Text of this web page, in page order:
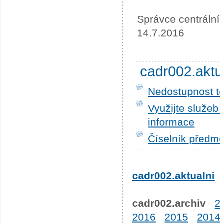
Správce
14.7.2016
Nedostupnost
Využijte
informace
Číselník
cadr002.aktualni
cadr002.archiv
2016
2015 2014